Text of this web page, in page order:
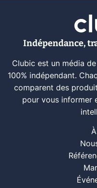
Indépendance,
Clubic est un média
100% indépendant.
comparent des
pour vous informer